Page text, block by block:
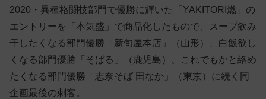
2020・異種格闘技部門で優勝に輝いた「YAKITORI燃」の
エントリーを「本気盛」で商品化したもので、スープ飲み
干したくなる部門優勝「新旬屋本店」（山形）、白飯欲し
くなる部門優勝「そばる」（鹿児島）、これでもかと絡め
たくなる部門優勝「志奈そば 田なか」（東京）に続く同
企画最後の刺客。